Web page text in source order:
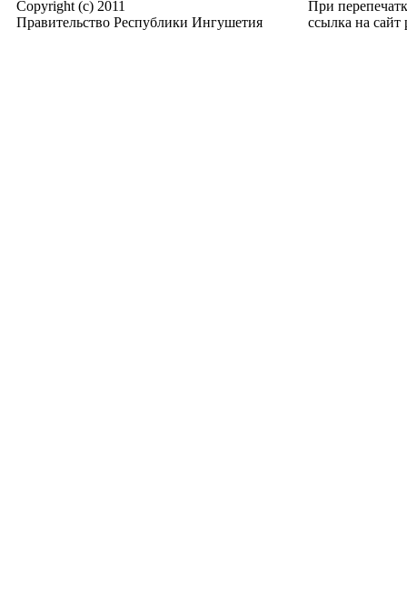
Copyright (c) 2011
Правительство Республики Ингушетия
При
ссылка на сайт